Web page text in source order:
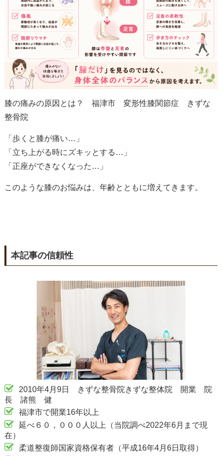
膝の痛みの原因とは？ 福津市 変形性膝関節症 きずな
整骨院
「歩くと膝が痛い…」
「立ち上がる時にズキッとする…」
「正座ができなくなった…」
このような膝のお悩みは、年齢とともに増えてきます。
本記事の信頼性
2010年4月9日 きずな整骨院きずな整体院 開業 院
長 諸熊 健
福津市で開業16年以上
延べ６０，０００人以上（当院調べ2022年6月まで現
在）
柔道整復師国家資格保有者（平成16年4月6日取得）